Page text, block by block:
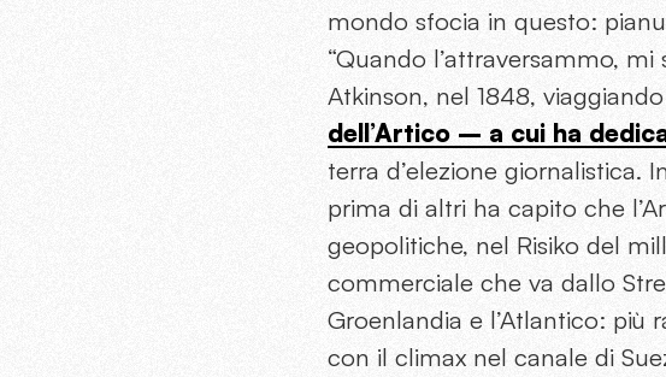
mondo sfocia in questo:
“Quando l’attraversammo,
Atkinson, nel 1848,
dell’Artico – a cui ha
terra d’elezione giornalistica.
prima di altri ha capito che
geopolitiche, nel Risiko del
commerciale che va dallo
Groenlandia e l’Atlantico: più
con il climax nel canale di